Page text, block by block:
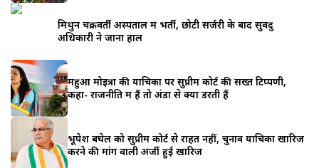
मिथुन चक्रवर्ती अस्पताल में भर्ती, छोटी सर्जरी के बाद सुवेंदु
अधिकारी ने जाना हाल
महुआ मोइत्रा की याचिका पर सुप्रीम कोर्ट की सख्त टिप्पणी,
कहा- राजनीति में हैं तो अंडों से क्यों डरती हैं
भूपेश बघेल को सुप्रीम कोर्ट से राहत नहीं, चुनाव याचिका खारिज
करने की मांग वाली अर्जी हुई खारिज